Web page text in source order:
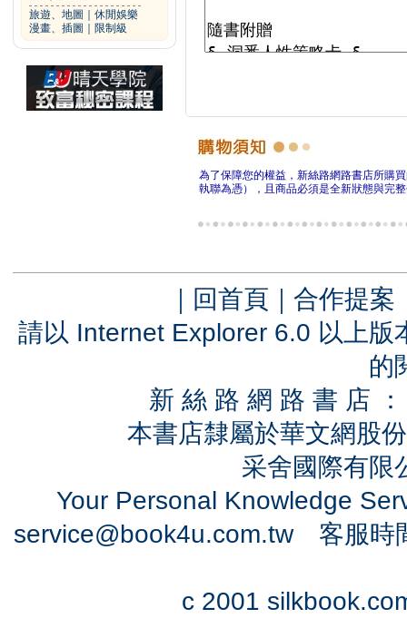
旅遊、地圖
休閒娛樂
漫畫、插圖
限制級
為了保障您的權益，新絲路網路書店所購
執聯為憑），且商品必須是全新狀態與完
｜ 回首頁 ｜ 合作提案
請以 Internet Explorer 6.0 以上
的
新 絲 路 網 路 書 店
本書店隸屬於華文網股
采舍國際有
Your Personal Knowledge
service@book4u.com.tw客服時
c 2001